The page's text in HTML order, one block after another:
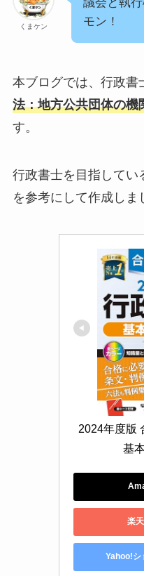
くまケン
モン！
本ブログでは、行政書
法：地方公共団体の機
す。
行政書士を目指してい
を参考にして作成しま
2024年度版
基
楽
Yahoo!シ